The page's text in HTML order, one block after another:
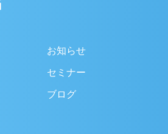
お知らせ
セミナー
ブログ